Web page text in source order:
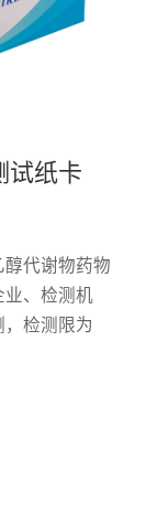
试纸卡
代谢物药物
业、检测机
检测限为